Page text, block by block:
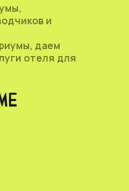
и
даем
отеля для